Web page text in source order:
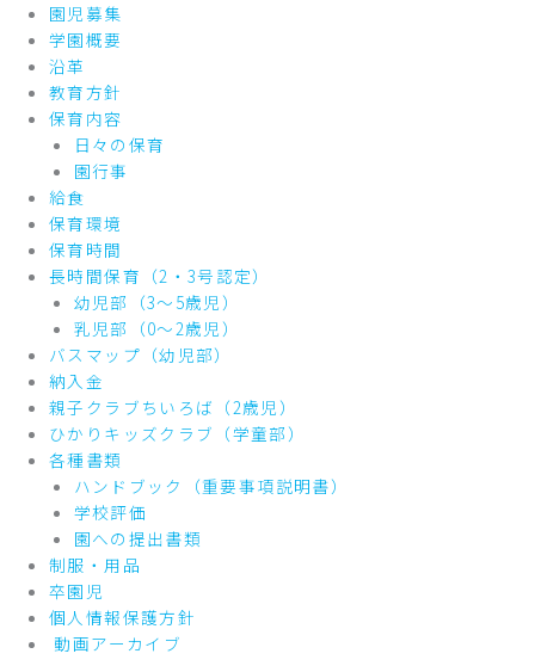
園児募集
学園概要
沿革
教育方針
保育内容
日々の保育
園行事
給食
保育環境
保育時間
長時間保育（2・3号認定）
幼児部（3～5歳児）
乳児部（0～2歳児）
バスマップ（幼児部）
納入金
親子クラブちいろば（2歳児）
ひかりキッズクラブ（学童部）
各種書類
ハンドブック（重要事項説明書）
学校評価
園への提出書類
制服・用品
卒園児
個人情報保護方針
動画アーカイブ